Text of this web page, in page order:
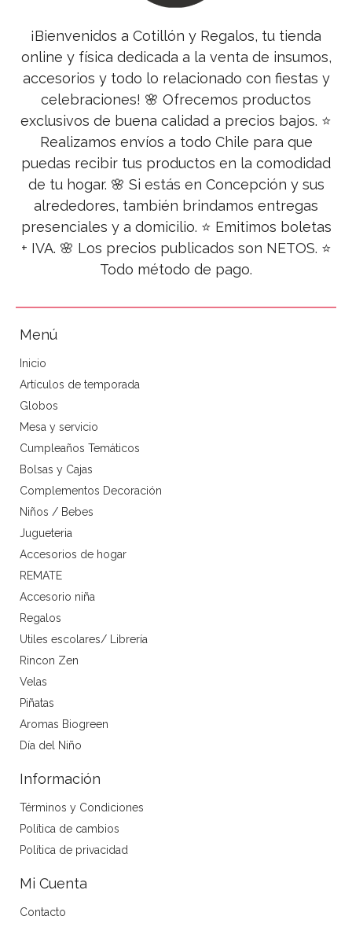
¡Bienvenidos a Cotillón y Regalos, tu tienda
online y física dedicada a la venta de insumos,
accesorios y todo lo relacionado con fiestas y
celebraciones! 🌸 Ofrecemos productos
exclusivos de buena calidad a precios bajos. ⭐
Realizamos envíos a todo Chile para que
puedas recibir tus productos en la comodidad
de tu hogar. 🌸 Si estás en Concepción y sus
alrededores, también brindamos entregas
presenciales y a domicilio. ⭐ Emitimos boletas
+ IVA. 🌸 Los precios publicados son NETOS. ⭐
Todo método de pago.
Menú
Inicio
Artículos de temporada
Globos
Mesa y servicio
Cumpleaños Temáticos
Bolsas y Cajas
Complementos Decoración
Niños / Bebes
Jugueteria
Accesorios de hogar
REMATE
Accesorio niña
Regalos
Utiles escolares/ Librería
Rincon Zen
Velas
Piñatas
Aromas Biogreen
Día del Niño
Información
Términos y Condiciones
Política de cambios
Política de privacidad
Mi Cuenta
Contacto